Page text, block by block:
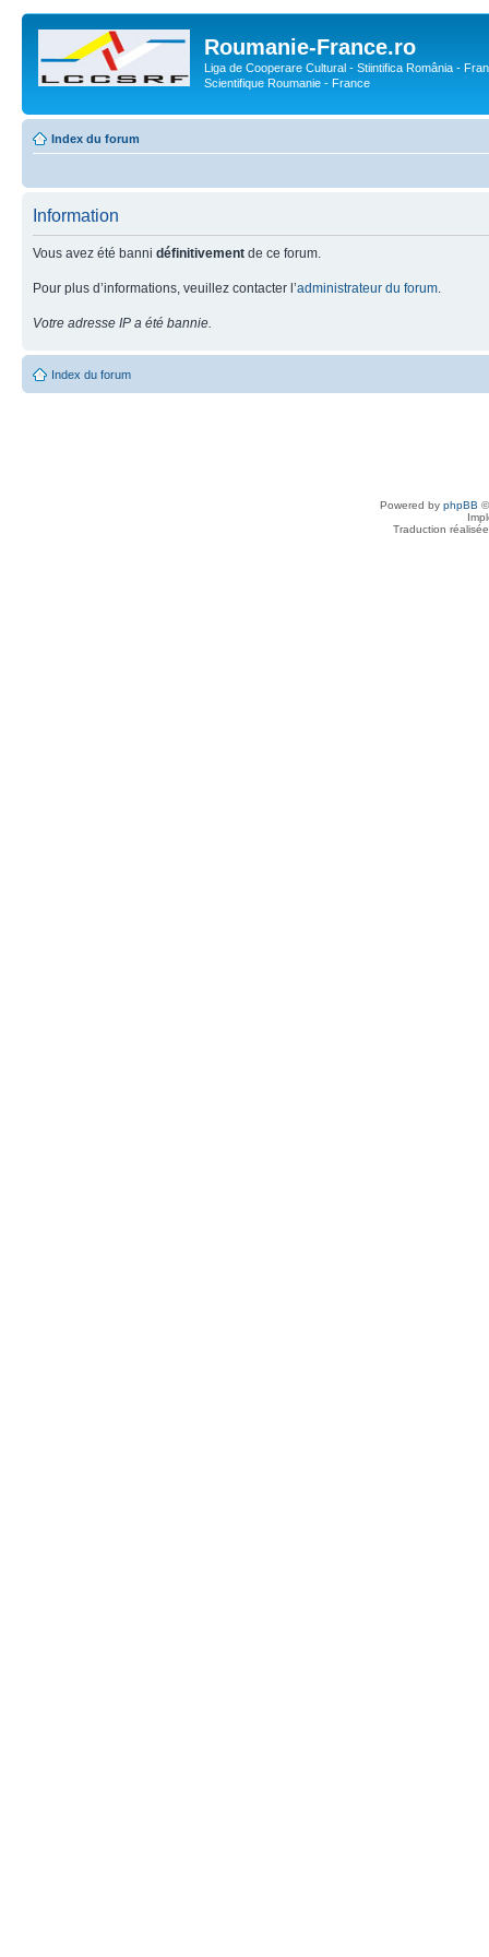
Roumanie-France.ro
Liga de Cooperare Cultural - Stiintifica România -
Scientifique Roumanie - France
Index du forum
Information
Vous avez été banni définitivement de ce forum.
Pour plus d’informations, veuillez contacter l’administrateur du forum
Votre adresse IP a été bannie.
Index du forum
Powered by phpBB
Traduction